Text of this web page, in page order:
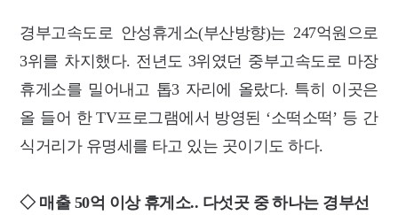
경부고속도로 안성휴게소(부산방향)는 247억원으로
3위를 차지했다. 전년도 3위였던 중부고속도로 마장
휴게소를 밀어내고 톱3 자리에 올랐다. 특히 이곳은
올 들어 한 TV프로그램에서 방영된 ‘소떡소떡’ 등 간
식거리가 유명세를 타고 있는 곳이기도 하다.
◇ 매출 50억 이상 휴게소.. 다섯곳 중 하나는 경부선